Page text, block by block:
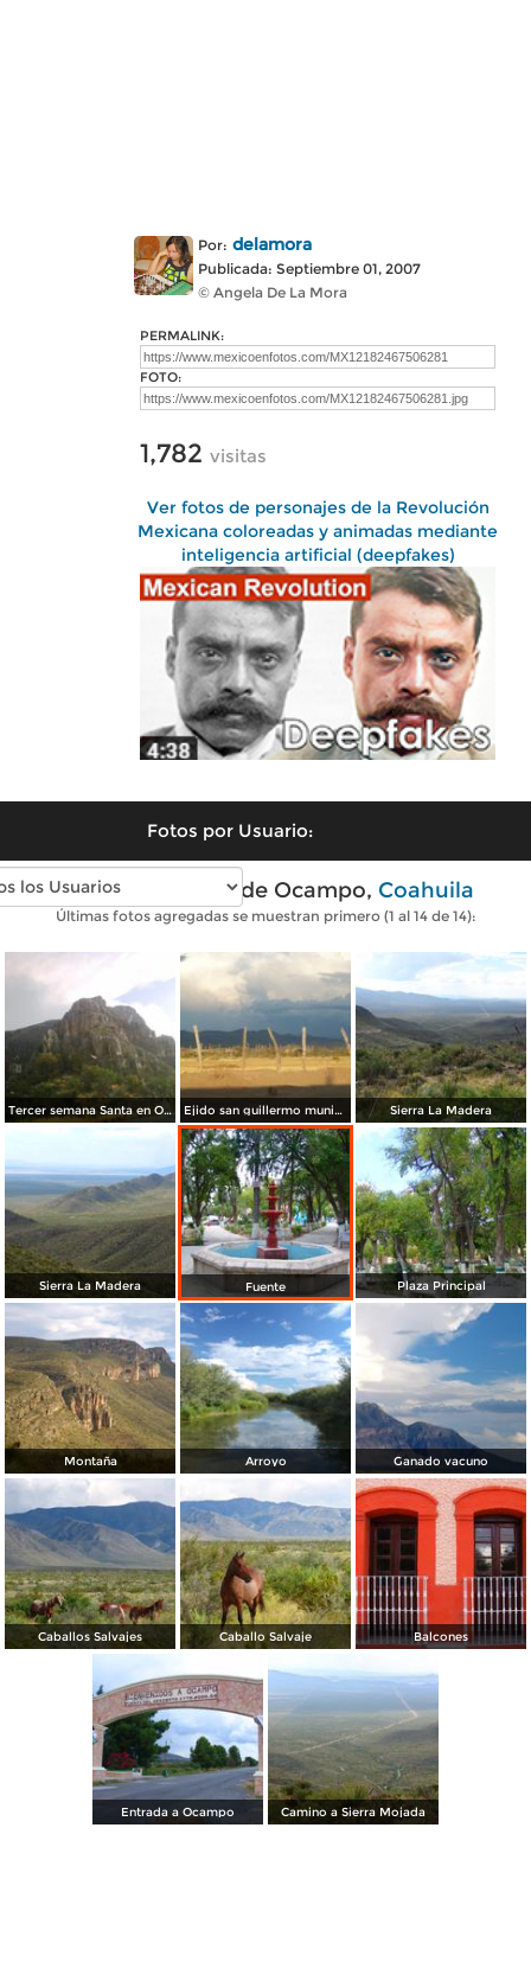
Por: delamora
Publicada: Septiembre 01, 2007
© Angela De La Mora
PERMALINK:
FOTO:
1,782 visitas
Ver fotos de personajes de la Revolución
Mexicana coloreadas y animadas mediante
inteligencia artificial (deepfakes)
Fotos por Usuario:
Fotos modernas de Ocampo, Coahuila
Últimas fotos agregadas se muestran primero (1 al 14 de 14):
Tercer semana Santa en Ocampo Ejido san guillermo municipio de Ocampo Sierra La Madera
Sierra La Madera Fuente Plaza Principal
Montaña Arroyo Ganado vacuno
Caballos Salvajes Caballo Salvaje Balcones
Entrada a Ocampo Camino a Sierra Mojada